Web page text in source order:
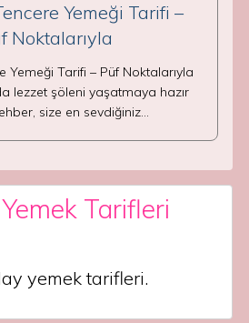
Yemeği Tarifi –
Noktalarıyla
Yemeği Tarifi – Püf Noktalarıyla
lezzet şöleni yaşatmaya hazır
size en sevdiğiniz…
Tarifleri
yemek tarifleri.